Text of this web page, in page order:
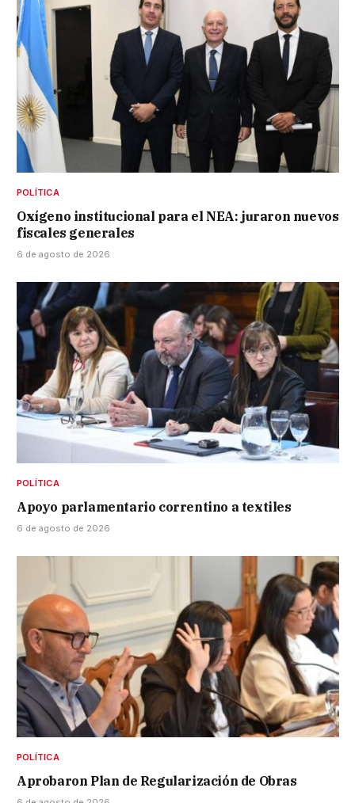
POLÍTICA
Oxígeno institucional para el NEA: juraron nuevos
fiscales generales
6 de agosto de 2026
POLÍTICA
Apoyo parlamentario correntino a textiles
6 de agosto de 2026
POLÍTICA
Aprobaron Plan de Regularización de Obras